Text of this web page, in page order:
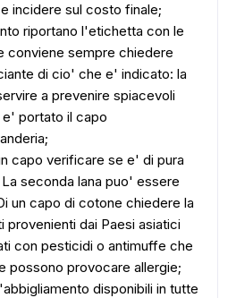
incidere sul costo finale;
riportano l'etichetta con le
conviene sempre chiedere
di cio' che e' indicato: la
a prevenire spiacevoli
portato il capo
capo verificare se e' di pura
seconda lana puo' essere
un capo di cotone chiedere la
provenienti dai Paesi asiatici
con pesticidi o antimuffe che
possono provocare allergie;
disponibili in tutte